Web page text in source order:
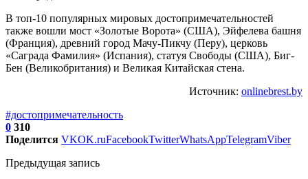
В топ-10 популярных мировых достопримечательностей
также вошли мост «Золотые Ворота» (США), Эйфелева башня
(Франция), древний город Мачу-Пикчу (Перу), церковь
«Саграда Фамилия» (Испания), статуя Свободы (США), Биг-
Бен (Великобритания) и Великая Китайская стена.
Источник: onlinebrest.by
#достопримечательность
0 310
Поделится VKOK.ruFacebookTwitterWhatsAppTelegramViber
Предыдущая запись